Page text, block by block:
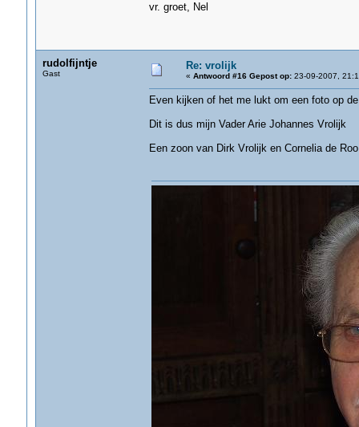
vr. groet, Nel
rudolfijntje
Gast
Re: vrolijk
« Antwoord #16 Gepost op:23-09-2007,
Even kijken of het me lukt om een foto op
Dit is dus mijn Vader Arie Johannes Vrolijk
Een zoon van Dirk Vrolijk en Cornelia de